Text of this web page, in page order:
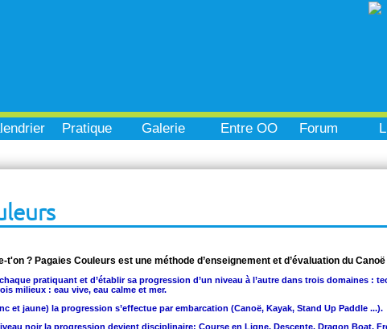
Pratique Galerie Entre OO Forum
? Pagaies Couleurs est une méthode d’enseignement et d’évaluation du
pratiquant et d’établir sa progression d’un niveau à l’autre dans trois domaines :
milieux : eau vive, eau calme et mer.
et jaune) la progression s’effectue par embarcation (Canoë, Kayak, Stand Up Paddle ...).
noir la progression devient disciplinaire: Course en Ligne, Descente, Dragon Boat,